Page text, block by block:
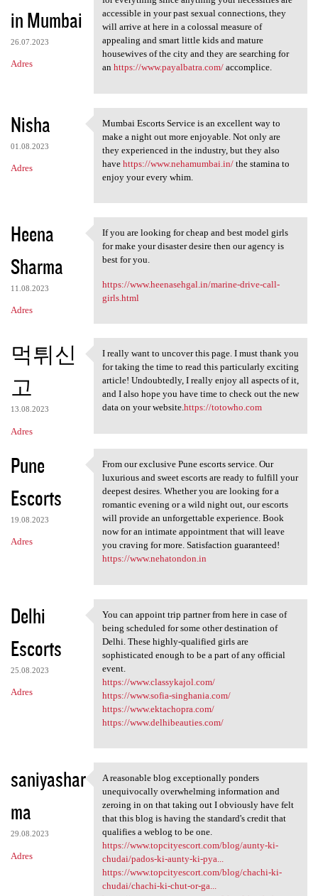
in Mumbai
26.07.2023
Adres
accessible in your past sexual connections, they
will arrive at here in a colossal measure of
appealing and smart little kids and mature
housewives of the city and they are searching for
an https://www.payalbatra.com/accomplice.
Nisha
01.08.2023
Adres
Mumbai Escorts Service is an
Mumbai Escorts Service is an excellent way to
make a night out more enjoyable. Not only are
they experienced in the industry, but they also
have https://www.nehamumbai.in/the stamina to
enjoy your every whim.
Heena
Sharma
11.08.2023
Adres
If you are looking for cheap
If you are looking for cheap and best model girls
for make your disaster desire then our agency is
best for you.
https://www.heenasehgal.in/marine-drive-call-
girls.html
먹튀신
고
13.08.2023
Adres
I really want to uncover this
I really want to uncover this page. I must thank you
for taking the time to read this particularly exciting
article! Undoubtedly, I really enjoy all aspects of it,
and I also hope you have time to check out the new
data on your website.https://totowho.com
Pune
Escorts
19.08.2023
Adres
From our exclusive Pune
From our exclusive Pune escorts service. Our
luxurious and sweet escorts are ready to fulfill your
deepest desires. Whether you are looking for a
romantic evening or a wild night out, our escorts
will provide an unforgettable experience. Book
now for an intimate appointment that will leave
you craving for more. Satisfaction guaranteed!
https://www.nehatondon.in
Delhi
Escorts
25.08.2023
Adres
You can appoint trip partner
You can appoint trip partner from here in case of
being scheduled for some other destination of
Delhi. These highly-qualified girls are
sophisticated enough to be a part of any official
event.
https://www.classykajol.com/
https://www.sofia-singhania.com/
https://www.ektachopra.com/
https://www.delhibeauties.com/
saniyashar
ma
29.08.2023
Adres
A reasonable blog
A reasonable blog exceptionally ponders
unequivocally overwhelming information and
zeroing in on that taking out I obviously have felt
that this blog is having the standard's credit that
qualifies a weblog to be one.
https://www.topcityescort.com/blog/aunty-ki-
chudai/pados-ki-aunty-ki-pya...
https://www.topcityescort.com/blog/chachi-ki-
chudai/chachi-ki-chut-or-ga...